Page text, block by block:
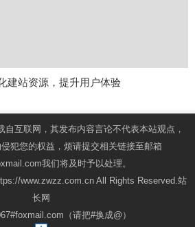
建站资源，提升用户体验
自互联网，其发布内容言论不代表本站观点，
犯您的权益，烦请提交相关链接至邮箱
我们将及时予以处理。
www.zwzz.com.cn All Rights Reserved.站
长网
（请把#换成@）